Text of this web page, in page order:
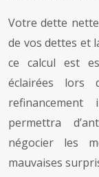
Votre dette
de vos dettes et
ce calcul est
éclairées lors
permettra
négocier les
mauvaises